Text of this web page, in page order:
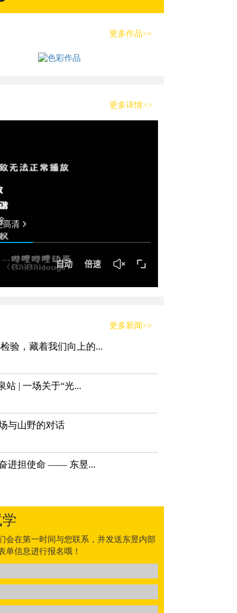
更多作品>>
更多详情>>
更多新闻>>
验，藏着我们向上的...
站 | 一场关于“光...
与山野的对话
进担使命 —— 东昱...
会在第一时间与您联系，并发送东昱内部
单信息进行报名哦！